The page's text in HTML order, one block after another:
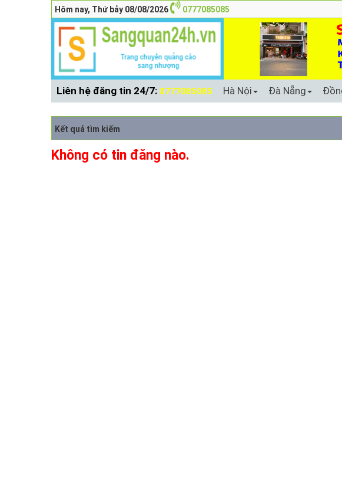
Hôm nay, Thứ bảy 08/08/2026 0777085085
Liên hệ đăng tin 24/7: 0777085085 Hà Nội Đà Nẵng
Kết quả tìm kiếm
Không có tin đăng nào.